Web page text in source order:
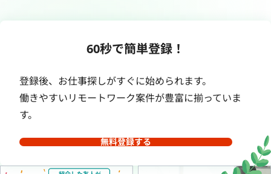
60秒で簡単登録！
登録後、お仕事探しがすぐに始められます。
働きやすいリモートワーク案件が豊富に揃っていま
す。
無料登録する